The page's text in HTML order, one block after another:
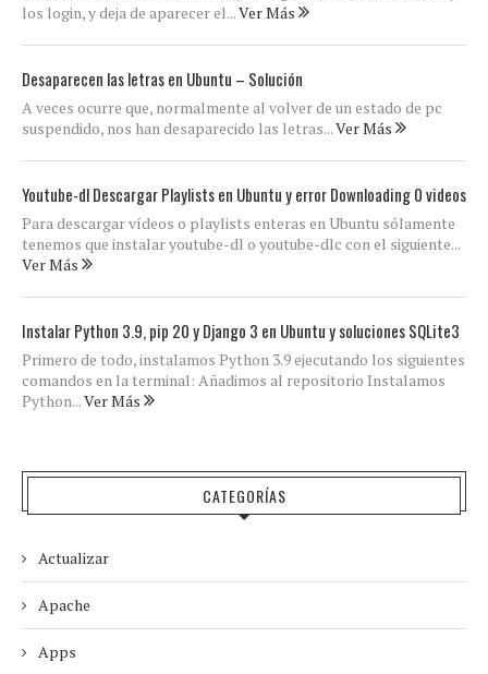
los login, y deja de aparecer el...Ver Más
Desaparecen las letras en Ubuntu – Solución
A veces ocurre que, normalmente al volver de un estado de pc
suspendido, nos han desaparecido las letras...Ver Más
Youtube-dl Descargar Playlists en Ubuntu y error Downloading 0 videos
Para descargar vídeos o playlists enteras en Ubuntu sólamente
tenemos que instalar youtube-dl o youtube-dlc con el siguiente...
Ver Más
Instalar Python 3.9, pip 20 y Django 3 en Ubuntu y soluciones SQLite3
Primero de todo, instalamos Python 3.9 ejecutando los siguientes
comandos en la terminal: Añadimos al repositorio Instalamos
Python...Ver Más
CATEGORÍAS
Actualizar
Apache
Apps